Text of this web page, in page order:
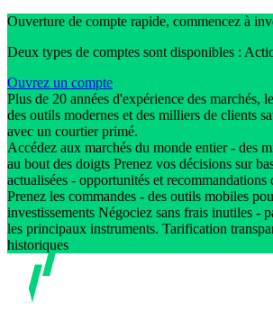
Ouverture de compte rapide, commencez à
Deux types de comptes sont disponibles :
Ouvrez un compte
Plus de 20 années d'expérience des marchés,
des outils modernes et des milliers de clients
avec un courtier primé.
Accédez aux marchés du monde entier - des
au bout des doigts Prenez vos décisions sur
actualisées - opportunités et recommandations
Prenez les commandes - des outils mobiles
investissements Négociez sans frais inutiles -
les principaux instruments. Tarification
historiques